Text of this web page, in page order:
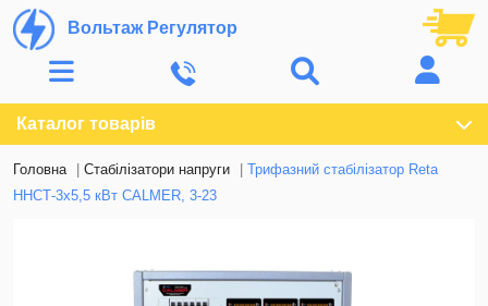
Вольтаж Регулятор
Каталог товарів
Головна Стабілізатори напруги
Трифазний стабілізатор Reta
ННСТ-3х5,5 кВт CALMER, 3-23